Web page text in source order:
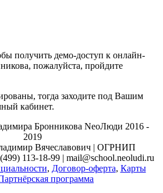
получить демо-доступ к онлайн-
пожалуйста, пройдите
тогда заходите под Вашим
кабинет.
Бронникова NeoЛюди 2016 -
2019
Вячеславович | ОГРНИП
113-18-99 | mail@school.neoludi.ru
, Договор-оферта, Карты
программа